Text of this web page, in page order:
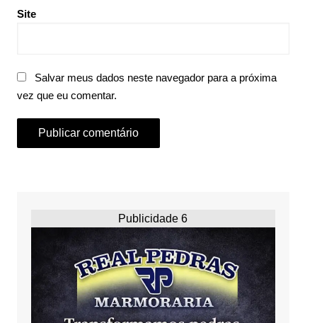
Site
Salvar meus dados neste navegador para a próxima
vez que eu comentar.
Publicidade 6